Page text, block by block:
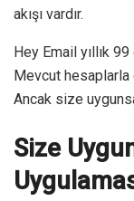
akışı vardır.
Hey Email yıllık
Mevcut hesaplarla
Ancak size
Size